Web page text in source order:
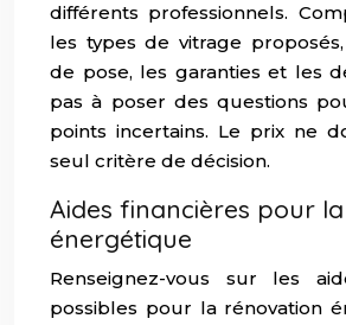
différents professionnels.
les types de vitrage
de pose, les garanties et les
pas à poser des questions
points incertains. Le prix ne
seul critère de décision.
Aides financières pour
énergétique
Renseignez-vous sur les
possibles pour la rénovation